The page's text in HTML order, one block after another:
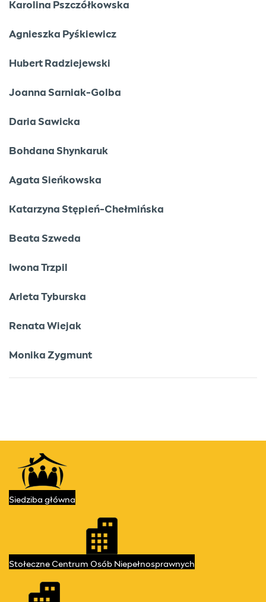
Karolina Pszczółkowska
Agnieszka Pyśkiewicz
Hubert Radziejewski
Joanna Sarniak-Golba
Daria Sawicka
Bohdana Shynkaruk
Agata Sieńkowska
Katarzyna Stępień-Chełmińska
Beata Szweda
Iwona Trzpil
Arleta Tyburska
Renata Wiejak
Monika Zygmunt
Kontakt
Siedziba główna
Stołeczne Centrum Osób Niepełnosprawnych